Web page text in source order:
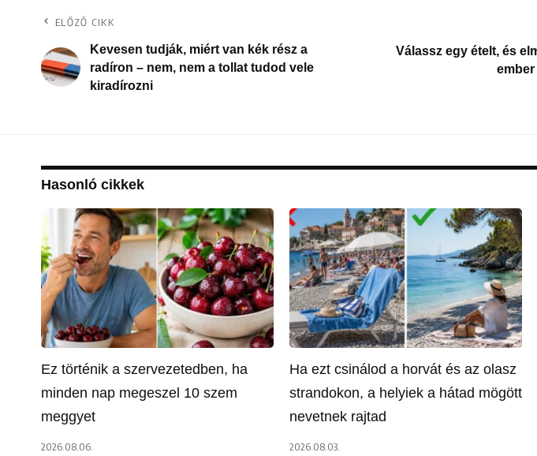
ELŐZŐ CIKK
Kevesen tudják, miért van kék rész a
radíron – nem, nem a tollat tudod vele
kiradírozni
Válassz egy ételt, és
Hasonló cikkek
Ez történik a szervezetedben, ha
minden nap megeszel 10 szem
meggyet
2026.08.06.
Ha ezt csinálod a horvát és az olasz
strandokon, a helyiek a hátad mögött
nevetnek rajtad
2026.08.03.